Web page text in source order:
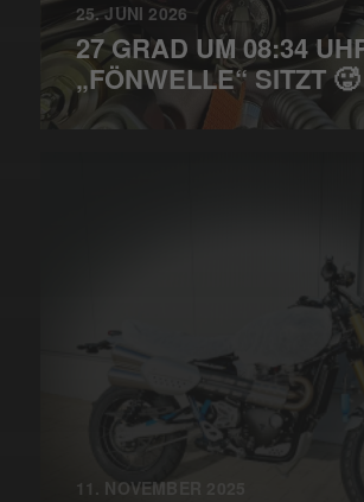
25. JUNI 2026
27 GRAD UM 08:34
„FÖNWELLE“ SITZT 🥵
11. NOVEMBER 2025